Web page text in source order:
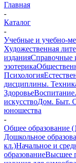
Главная
-
Каталог
-
Учебные и учебно-
Художественная
изданияСправочные
эзотерика
Психология
дисциплины.
Здоровье
искусствоДом. Быт.
юношества
-
Общее образование
Дошкольное
кл.)Начальное и
образованиеВысшее